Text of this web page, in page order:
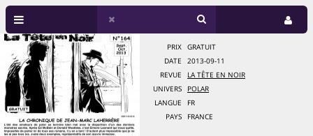
PRIX
GRATUIT
DATE
2013-09-11
REVUE
LA TÊTE EN NOIR
UNIVERS
POLAR
LANGUE
FR
PAYS
FRANCE